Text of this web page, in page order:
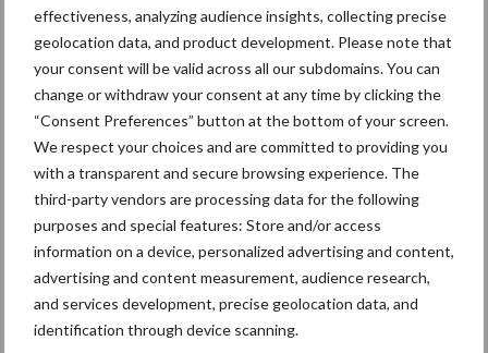
effectiveness, analyzing audience insights, collecting precise
geolocation data, and product development. Please note that
your consent will be valid across all our subdomains. You can
change or withdraw your consent at any time by clicking the
“Consent Preferences” button at the bottom of your screen.
We respect your choices and are committed to providing you
with a transparent and secure browsing experience. The
third-party vendors are processing data for the following
purposes and special features: Store and/or access
information on a device, personalized advertising and content,
advertising and content measurement, audience research,
and services development, precise geolocation data, and
identification through device scanning.
Primaire
Recent nieuws Partner nieuws
Machines Duurzaamheid
Toon meer